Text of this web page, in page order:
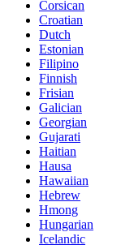
Corsican
Croatian
Dutch
Estonian
Filipino
Finnish
Frisian
Galician
Georgian
Gujarati
Haitian
Hausa
Hawaiian
Hebrew
Hmong
Hungarian
Icelandic